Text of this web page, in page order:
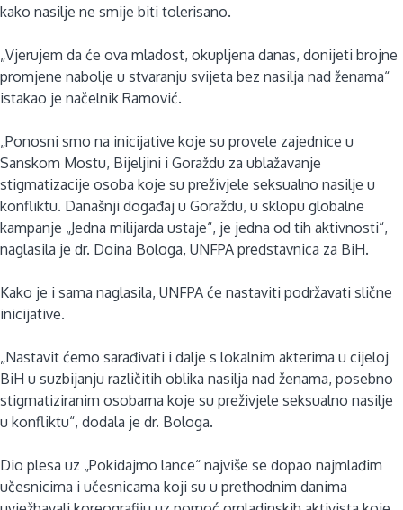
kako nasilje ne smije biti tolerisano.
„Vjerujem da će ova mladost, okupljena danas, donijeti brojne
promjene nabolje u stvaranju svijeta bez nasilja nad ženama“
istakao je načelnik Ramović.
„Ponosni smo na inicijative koje su provele zajednice u
Sanskom Mostu, Bijeljini i Goraždu za ublažavanje
stigmatizacije osoba koje su preživjele seksualno nasilje u
konfliktu. Današnji događaj u Goraždu, u sklopu globalne
kampanje „Jedna milijarda ustaje“, je jedna od tih aktivnosti“,
naglasila je dr. Doina Bologa, UNFPA predstavnica za BiH.
Kako je i sama naglasila, UNFPA će nastaviti podržavati slične
inicijative.
„Nastavit ćemo sarađivati i dalje s lokalnim akterima u cijeloj
BiH u suzbijanju različitih oblika nasilja nad ženama, posebno
stigmatiziranim osobama koje su preživjele seksualno nasilje
u konfliktu“, dodala je dr. Bologa.
Dio plesa uz „Pokidajmo lance“ najviše se dopao najmlađim
učesnicima i učesnicama koji su u prethodnim danima